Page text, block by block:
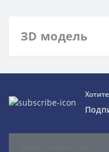
ЗD модель